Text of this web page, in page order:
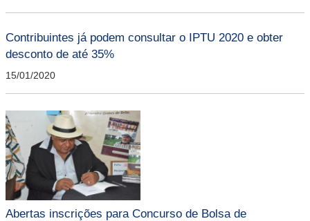
Contribuintes já podem consultar o IPTU 2020 e obter
desconto de até 35%
15/01/2020
Abertas inscrições para Concurso de Bolsa de